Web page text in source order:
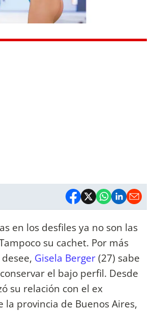
en los desfiles ya no son las
su cachet. Por más
Gisela Berger(27) sabe
el bajo perfil. Desde
su relación con el ex
la provincia de Buenos Aires,